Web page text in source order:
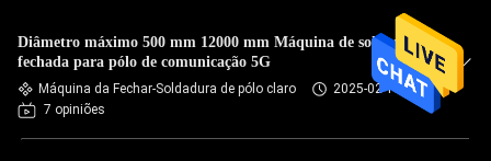
Diâmetro máximo 500 mm 12000 mm Máquina de soldadura
fechada para pólo de comunicação 5G
Máquina da Fechar-Soldadura de pólo claro
2025-02-10
7 opiniões